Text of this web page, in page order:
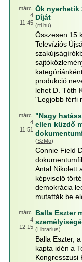
márc.
4
11:45
Ők nyerhetik
Díját
(rtl.hu)
Összesen 15
Televíziós
produkció
lehet D. Tóth
"Legjobb férfi
márc.
4
11:51
"Nagy
ellen küzdő
(SzMo)
Connie Field
Antal Nikolett
képviselő
demokrácia
mutatták be
márc.
4
12:15
Balla Eszter
(Librarius)
Balla Eszter,
kapta idén a
Kongresszusi